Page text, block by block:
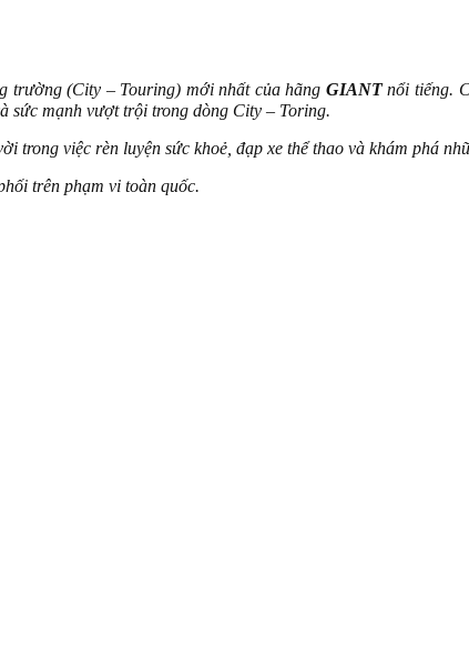
trường (City – Touring) mới nhất của hãng GIANTnổi tiếng.
sức mạnh vượt trội trong dòng City – Toring.
trong việc rèn luyện sức khoẻ, đạp xe thể thao và khám phá
trên phạm vi toàn quốc.